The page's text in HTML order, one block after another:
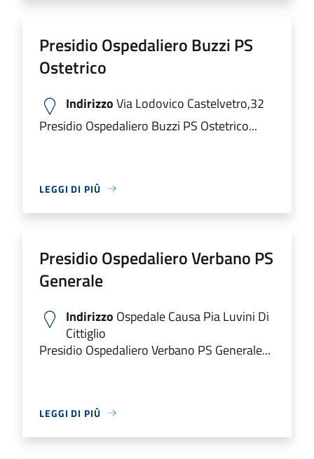
Presidio Ospedaliero Buzzi PS
Ostetrico
IndirizzoVia Lodovico Castelvetro,32
Presidio Ospedaliero Buzzi PS Ostetrico...
LEGGI DI PIÙ
Presidio Ospedaliero Verbano PS
Generale
Indirizzo Ospedale Causa Pia Luvini Di
Cittiglio
Presidio Ospedaliero Verbano PS Generale...
LEGGI DI PIÙ